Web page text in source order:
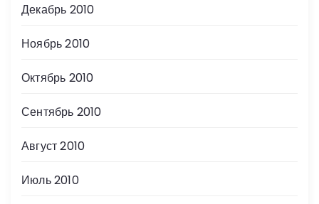
Декабрь 2010
Ноябрь 2010
Октябрь 2010
Сентябрь 2010
Август 2010
Июль 2010